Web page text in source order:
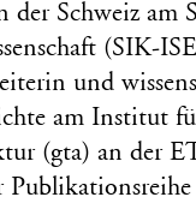
Schweiz am
(SIK-
und
am Institut
(gta) an der